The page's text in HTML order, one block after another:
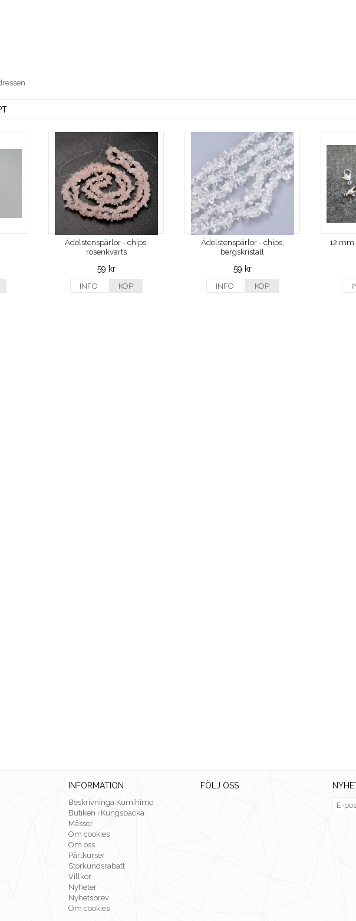
Ädelstenspärlor - chips,
rosenkvarts
59 kr
INFO KÖP
Ädelstenspärlor - chips,
bergskristall
59 kr
INFO KÖP
12 mm
INFORMATION
Beskrivninga Kumihimo
Butiken i Kungsbacka
Mässor
Om cookies
Om oss
Pärlkurser
Storkundsrabatt
Villkor
Nyheter
Nyhetsbrev
Om cookies
FÖLJ OSS